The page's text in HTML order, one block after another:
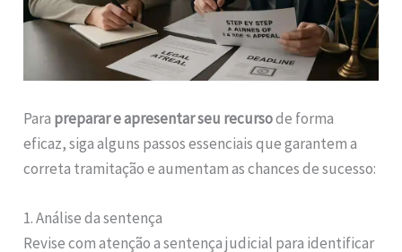
Para preparar e apresentar seu recursode forma
eficaz, siga alguns passos essenciais que garantem a
correta tramitação e aumentam as chances de sucesso:
1. Análise da sentença
Revise com atenção a sentença judicial para identificar